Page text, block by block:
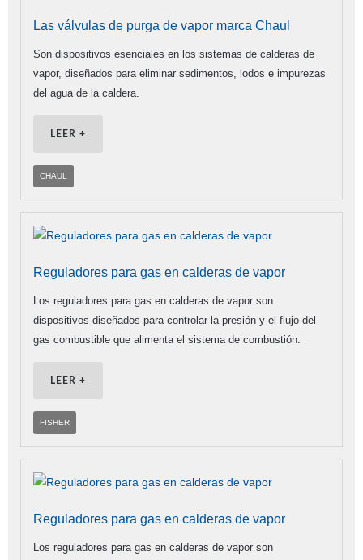
Las válvulas de purga de vapor marca Chaul
Son dispositivos esenciales en los sistemas de calderas de
vapor, diseñados para eliminar sedimentos, lodos e impurezas
del agua de la caldera.
LEER +
CHAUL
Reguladores para gas en calderas de vapor
Los reguladores para gas en calderas de vapor son
dispositivos diseñados para controlar la presión y el flujo del
gas combustible que alimenta el sistema de combustión.
LEER +
FISHER
Reguladores para gas en calderas de vapor
Los reguladores para gas en calderas de vapor son